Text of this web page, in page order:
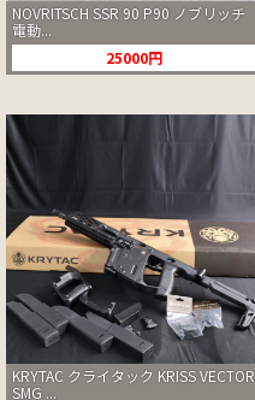
NOVRITSCH SSR 90 P90 ノブリッチ
電動...
25000円
KRYTAC クライタック KRISS VECTOR
SMG ...